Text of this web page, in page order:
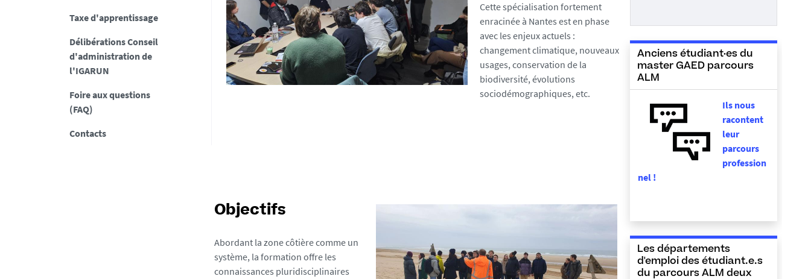
Taxe d'apprentissage
Délibérations Conseil
d'administration de
l'IGARUN
Foire aux questions
(FAQ)
Contacts
Cette spécialisation fortement
enracinée à Nantes est en phase
avec les enjeux actuels :
changement climatique, nouveaux
usages, conservation de la
biodiversité, évolutions
sociodémographiques, etc.
Objectifs
Abordant la zone côtière comme un
système, la formation offre les
connaissances pluridisciplinaires
Anciens étudiant·es du
master GAED parcours
ALM
Ils nous
racontent
leur
parcours
profession
nel !
Les départements
d'emploi des étudiant.e.s
du parcours ALM deux